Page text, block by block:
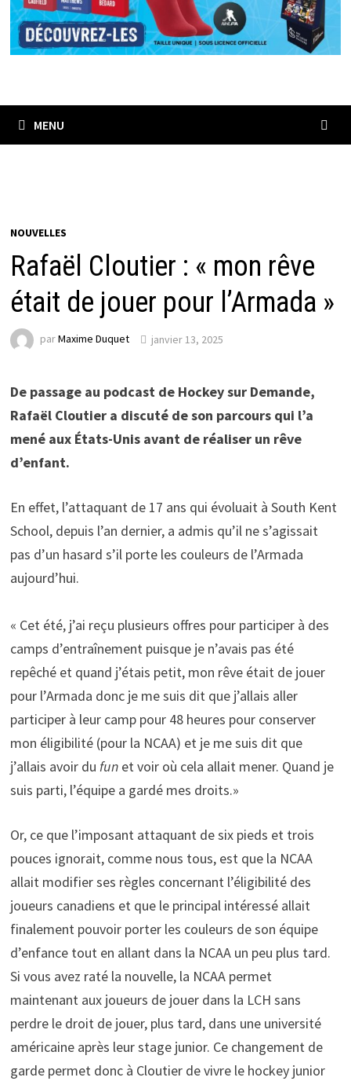
MENU
NOUVELLES
Rafaël Cloutier : « mon rêve
était de jouer pour l’Armada »
parMaxime Duquet janvier 13, 2025
De passage au podcast de Hockey sur Demande,
Rafaël Cloutier a discuté de son parcours qui l’a
mené aux États-Unis avant de réaliser un rêve
d’enfant.
En effet, l’attaquant de 17 ans qui évoluait à South Kent
School, depuis l’an dernier, a admis qu’il ne s’agissait
pas d’un hasard s’il porte les couleurs de l’Armada
aujourd’hui.
« Cet été, j’ai reçu plusieurs offres pour participer à des
camps d’entraînement puisque je n’avais pas été
repêché et quand j’étais petit, mon rêve était de jouer
pour l’Armada donc je me suis dit que j’allais aller
participer à leur camp pour 48 heures pour conserver
mon éligibilité (pour la NCAA) et je me suis dit que
j’allais avoir du funet voir où cela allait mener. Quand je
suis parti, l’équipe a gardé mes droits.»
Or, ce que l’imposant attaquant de six pieds et trois
pouces ignorait, comme nous tous, est que la NCAA
allait modifier ses règles concernant l’éligibilité des
joueurs canadiens et que le principal intéressé allait
finalement pouvoir porter les couleurs de son équipe
d’enfance tout en allant dans la NCAA un peu plus tard.
Si vous avez raté la nouvelle, la NCAA permet
maintenant aux joueurs de jouer dans la LCH sans
perdre le droit de jouer, plus tard, dans une université
américaine après leur stage junior. Ce changement de
garde permet donc à Cloutier de vivre le hockey junior